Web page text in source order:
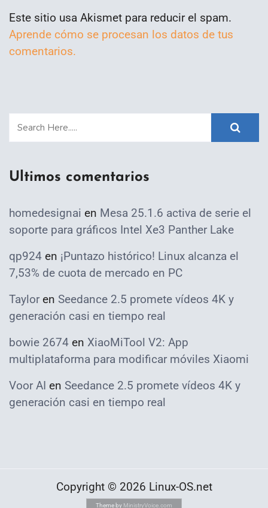
Este sitio usa Akismet para reducir el spam.
Aprende cómo se procesan los datos de tus
comentarios.
Ultimos comentarios
homedesignai en Mesa 25.1.6 activa de serie el
soporte para gráficos Intel Xe3 Panther Lake
qp924 en ¡Puntazo histórico! Linux alcanza el
7,53% de cuota de mercado en PC
Taylor en Seedance 2.5 promete vídeos 4K y
generación casi en tiempo real
bowie 2674 en XiaoMiTool V2: App
multiplataforma para modificar móviles Xiaomi
Voor AI en Seedance 2.5 promete vídeos 4K y
generación casi en tiempo real
Copyright © 2026 Linux-OS.net
Theme by MinistryVoice.com